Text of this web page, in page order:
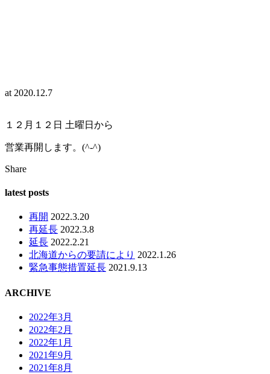
at 2020.12.7
１２月１２日 土曜日から
営業再開します。(^-^)
Share
latest posts
再開 2022.3.20
再延長 2022.3.8
延長 2022.2.21
北海道からの要請により 2022.1.26
緊急事態措置延長 2021.9.13
ARCHIVE
2022年3月
2022年2月
2022年1月
2021年9月
2021年8月